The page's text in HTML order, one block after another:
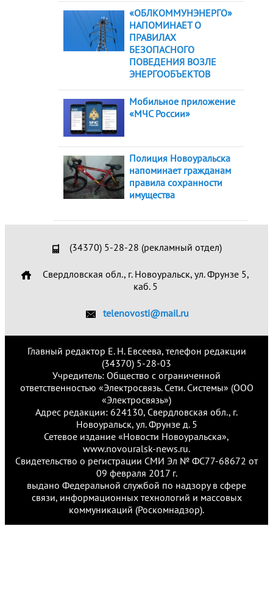
«ОБЛКОММУНЭНЕРГО»
НАПОМИНАЕТ О
ПРАВИЛАХ
БЕЗОПАСНОГО
ПОВЕДЕНИЯ ВОЗЛЕ
ЭНЕРГООБЪЕКТОВ
Мобильное приложение
«МЧС России»
Полиция Новоуральска
напоминает гражданам
правила сохранности
имущества
(34370) 5-28-28 (рекламный отдел)
Свердловская обл., г. Новоуральск, ул. Фрунзе 5,
каб. 5
telenovosti@mail.ru
Главный редактор Е. Н. Евсеева, телефон редакции
(34370) 5-28-03
Учредитель: Общество с ограниченной
ответственностью «Электросвязь. Сети. Системы» (ООО
«Электросвязь»)
Адрес редакции: 624130, Свердловская обл., г.
Новоуральск, ул. Фрунзе д. 5
Сетевое издание «Новости Новоуральска»,
www.novouralsk-news.ru.
Свидетельство о регистрации СМИ Эл № ФС77-68672 от
09 февраля 2017 г.
выдано Федеральной службой по надзору в сфере
связи, информационных технологий и массовых
коммуникаций (Роскомнадзор).